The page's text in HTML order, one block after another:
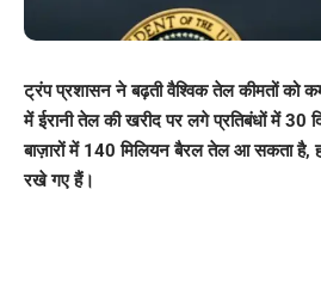
ट्रंप प्रशासन ने बढ़ती वैश्विक तेल कीमतों
में ईरानी तेल की खरीद पर लगे प्रतिबंधों में
बाज़ारों में 140 मिलियन बैरल तेल आ सकता है,
रखे गए हैं।